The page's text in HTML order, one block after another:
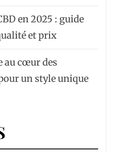
en 2025 : guide
et prix
au cœur des
un style unique